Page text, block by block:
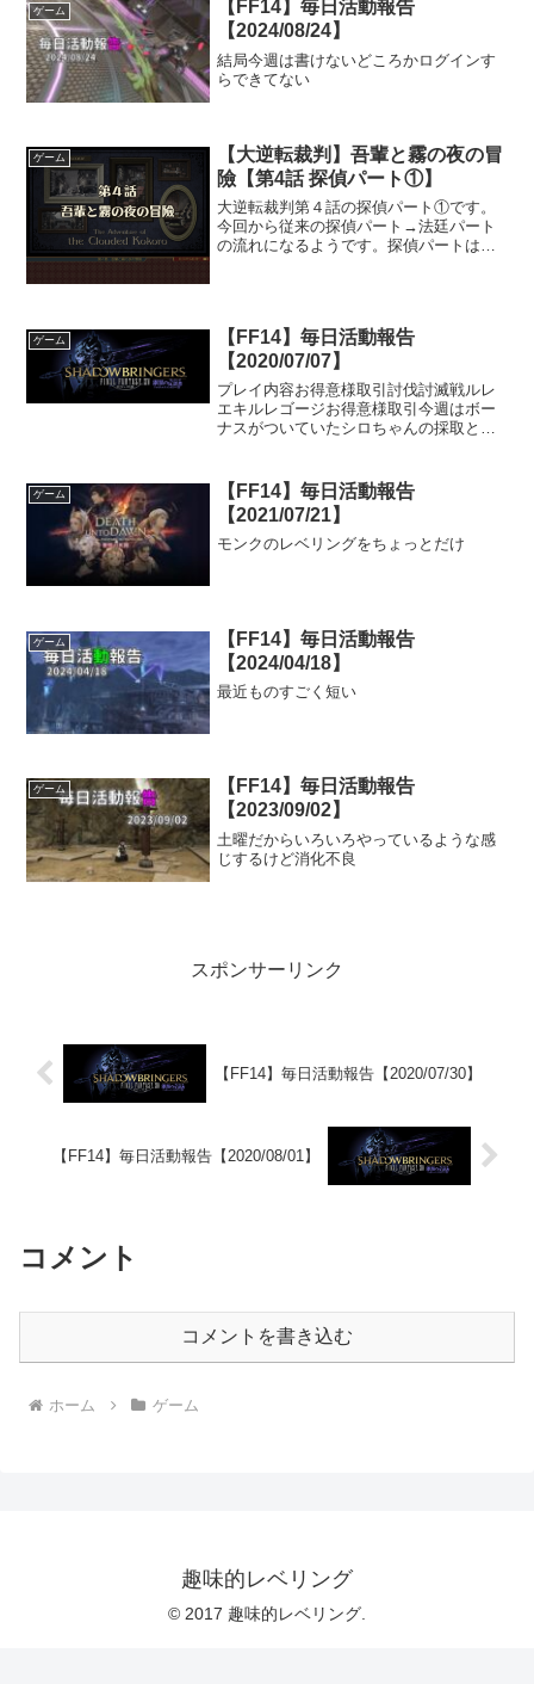
ゲーム
【FF14】毎日活動報告
【2024/08/24】
結局今週は書けないどころかログインす
らできてない
ゲーム
【大逆転裁判】吾輩と霧の夜の冒
險【第4話 探偵パート①】
大逆転裁判第４話の探偵パート①です。
今回から従来の探偵パート→法廷パート
の流れになるようです。探偵パートは短
ゲーム
【FF14】毎日活動報告
【2020/07/07】
プレイ内容お得意様取引討伐討滅戦ルレ
エキルレゴージお得意様取引今週はボー
ナスがついていたシロちゃんの採取と、
真ガルーダ参加ジョブ：機工士久しぶり
の討滅戦ルレです。真ガル...
ゲーム
【FF14】毎日活動報告
【2021/07/21】
モンクのレベリングをちょっとだけ
ゲーム
【FF14】毎日活動報告
【2024/04/18】
最近ものすごく短い
ゲーム
【FF14】毎日活動報告
【2023/09/02】
土曜だからいろいろやっているような感
じするけど消化不良
スポンサーリンク
【FF14】毎日活動報告【2020/07/30】
【FF14】毎日活動報告【2020/08/01】
コメント
コメントを書き込む
ホーム ゲーム
趣味的レベリング
© 2017 趣味的レベリング.